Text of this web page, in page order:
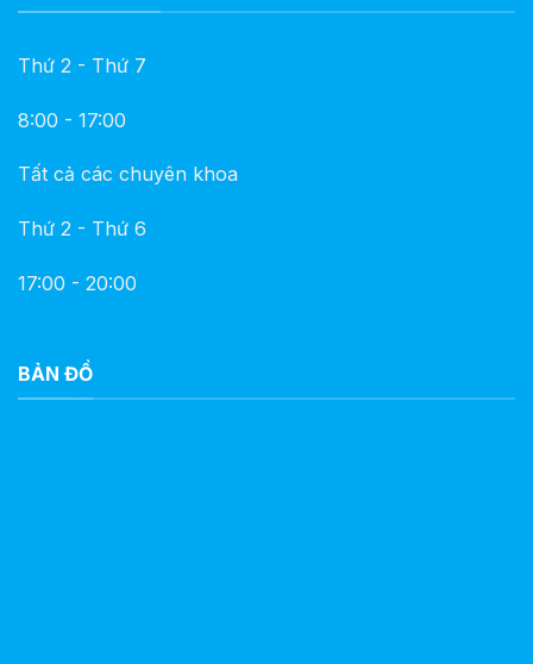
Thứ 2 - Thứ 7
8:00 - 17:00
Tất cả các chuyên khoa
Thứ 2 - Thứ 6
17:00 - 20:00
BẢN ĐỒ